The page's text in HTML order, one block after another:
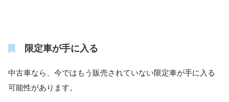
限定車が手に入る
中古車なら、今ではもう販売されていない限定車が手に入る
可能性があります。